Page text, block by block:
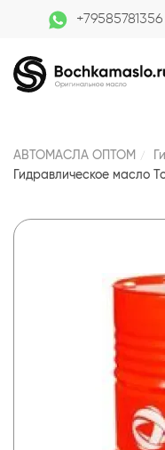
+79585781356
АВТОМАСЛА ОПТОМ
Гидравлическое масло